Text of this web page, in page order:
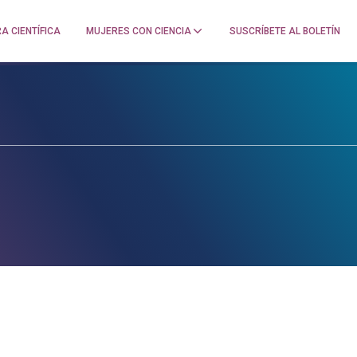
CIENTÍFICA MUJERES CON CIENCIA SUSCRÍBETE AL BOLETÍN